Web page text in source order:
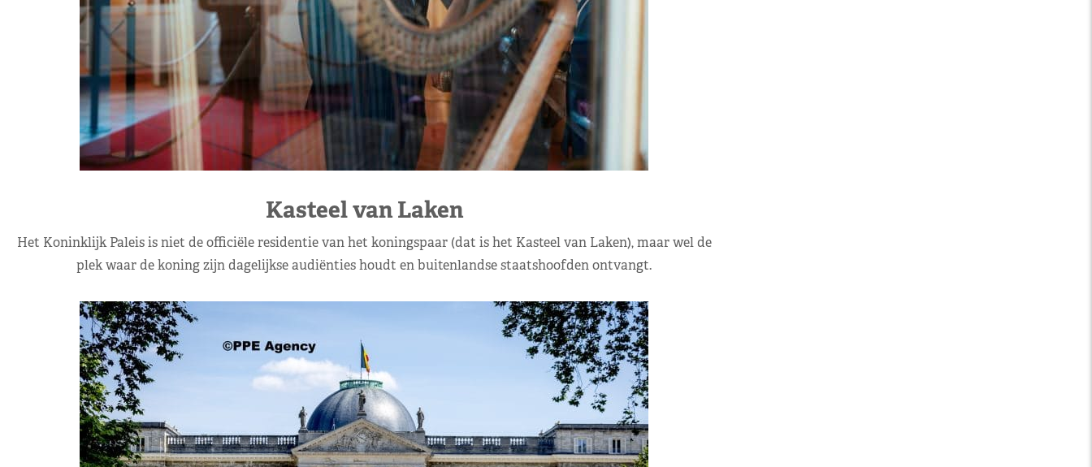
Kasteel van Laken
Het Koninklijk Paleis is niet de officiële residentie van het koningspaar (dat is het Kasteel van Laken), maar wel de
plek waar de koning zijn dagelijkse audiënties houdt en buitenlandse staatshoofden ontvangt.